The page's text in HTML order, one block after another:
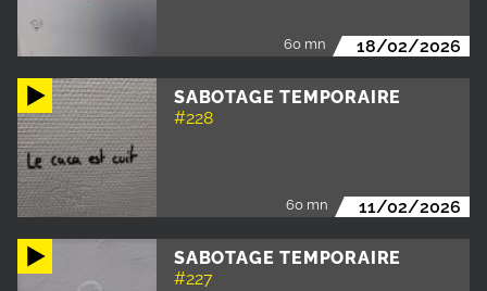
60 mn 18/02/2026
SABOTAGE TEMPORAIRE
#228
60 mn 11/02/2026
SABOTAGE TEMPORAIRE
#227